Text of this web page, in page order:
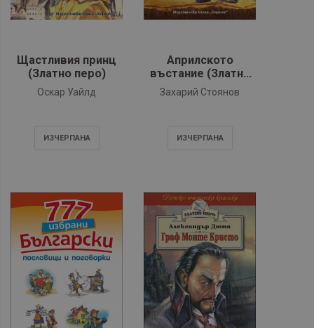
Щастливия принц
(Златно перо)
Оскар Уайлд
ИЗЧЕРПАНA
Априлското
въстание (Златно
перо)
Захарий Стоянов
ИЗЧЕРПАНA